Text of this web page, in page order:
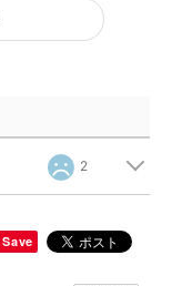
2
Save